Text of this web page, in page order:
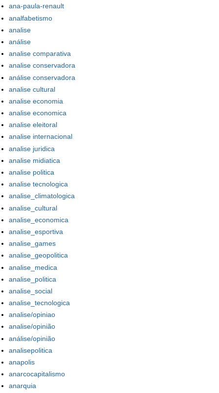
ana-paula-renault
analfabetismo
analise
análise
analise comparativa
analise conservadora
análise conservadora
analise cultural
analise economia
analise economica
analise eleitoral
analise internacional
analise juridica
analise midiatica
analise politica
analise tecnologica
analise_climatologica
analise_cultural
analise_economica
analise_esportiva
analise_games
analise_geopolitica
analise_medica
analise_politica
analise_social
analise_tecnologica
analise/opiniao
analise/opinião
análise/opinião
analisepolitica
anapolis
anarcocapitalismo
anarquia